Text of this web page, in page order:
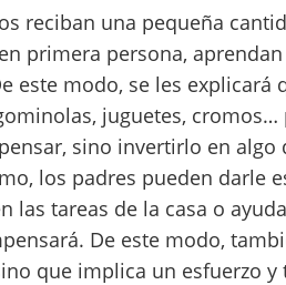
reciban una pequeña
primera persona,
este modo, se les explicará
juguetes,
sino invertirlo en
los padres pueden darle
las tareas de la casa o
De este modo,
que implica un esfuerzo y